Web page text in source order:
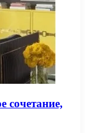
сочетание,